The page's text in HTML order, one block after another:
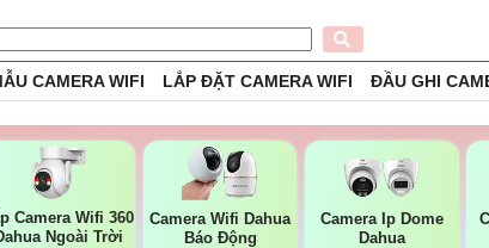
CAMERA WIFI LẮP ĐẶT CAMERA WIFI ĐẦU GHI
Camera Wifi 360
Ngoài Trời
Camera Wifi Dahua
Báo Động
Camera Ip Dome
Dahua